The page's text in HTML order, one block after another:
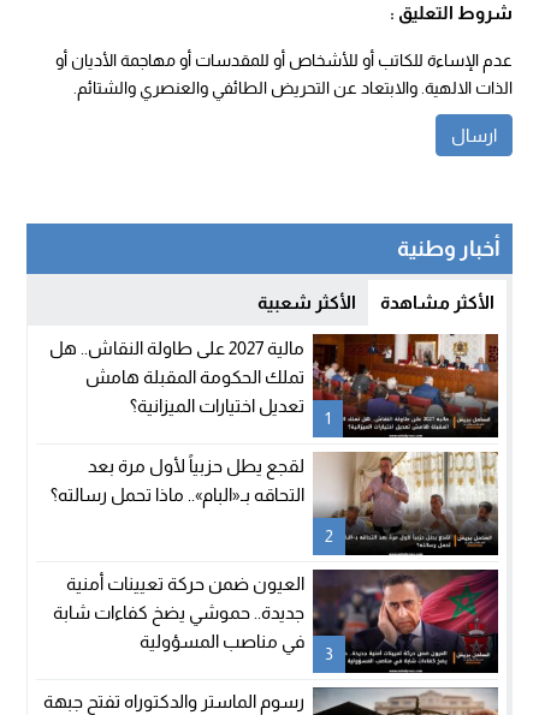
شروط التعليق :
عدم الإساءة للكاتب أو للأشخاص أو للمقدسات أو مهاجمة الأديان أو
الذات الالهية. والابتعاد عن التحريض الطائفي والعنصري والشتائم.
أخبار وطنية
الأكثر مشاهدة الأكثر شعبية
1
مالية 2027 على طاولة النقاش.. هل
تملك الحكومة المقبلة هامش
تعديل اختيارات الميزانية؟
2
لقجع يطل حزبياً لأول مرة بعد
التحاقه بـ«البام».. ماذا تحمل رسالته؟
3
العيون ضمن حركة تعيينات أمنية
جديدة.. حموشي يضخ كفاءات شابة
في مناصب المسؤولية
رسوم الماستر والدكتوراه تفتح جبهة